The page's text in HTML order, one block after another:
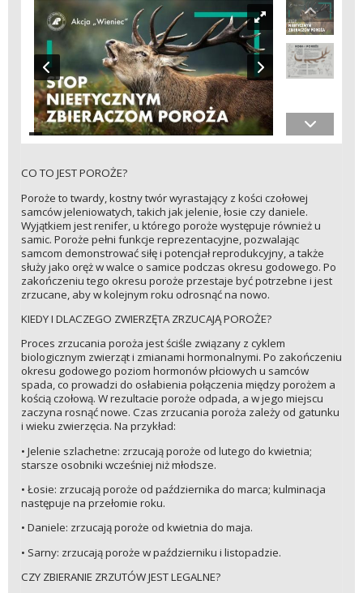
CO TO JEST POROŻE?
Poroże to twardy, kostny twór wyrastający z kości czołowej
samców jeleniowatych, takich jak jelenie, łosie czy daniele.
Wyjątkiem jest renifer, u którego poroże występuje również u
samic. Poroże pełni funkcje reprezentacyjne, pozwalając
samcom demonstrować siłę i potencjał reprodukcyjny, a także
służy jako oręż w walce o samice podczas okresu godowego. Po
zakończeniu tego okresu poroże przestaje być potrzebne i jest
zrzucane, aby w kolejnym roku odrosnąć na nowo.
KIEDY I DLACZEGO ZWIERZĘTA ZRZUCAJĄ POROŻE?
Proces zrzucania poroża jest ściśle związany z cyklem
biologicznym zwierząt i zmianami hormonalnymi. Po zakończeniu
okresu godowego poziom hormonów płciowych u samców
spada, co prowadzi do osłabienia połączenia między porożem a
kością czołową. W rezultacie poroże odpada, a w jego miejscu
zaczyna rosnąć nowe. Czas zrzucania poroża zależy od gatunku
i wieku zwierzęcia. Na przykład:
• Jelenie szlachetne: zrzucają poroże od lutego do kwietnia;
starsze osobniki wcześniej niż młodsze.
• Łosie: zrzucają poroże od października do marca; kulminacja
następuje na przełomie roku.
• Daniele: zrzucają poroże od kwietnia do maja.
• Sarny: zrzucają poroże w październiku i listopadzie.
CZY ZBIERANIE ZRZUTÓW JEST LEGALNE?